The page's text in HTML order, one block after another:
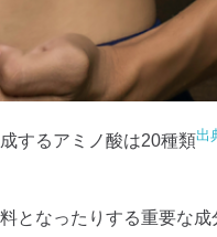
するアミノ酸は20種類出
となったりする重要な成